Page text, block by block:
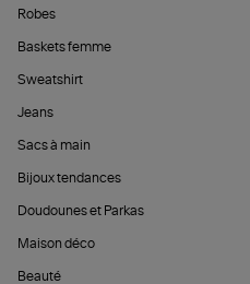
Robes
Baskets femme
Sweatshirt
Jeans
Sacs à main
Bijoux tendances
Doudounes et Parkas
Maison déco
Beauté